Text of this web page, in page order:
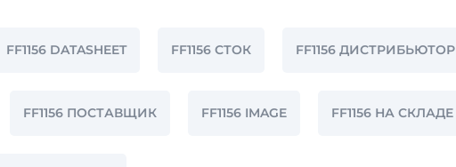
FF1156 DATASHEET FF1156 СТОК FF1156 ДИСТРИБЬЮТОР
FF1156 ПОСТАВЩИК FF1156 IMAGE FF1156 НА СКЛАДЕ